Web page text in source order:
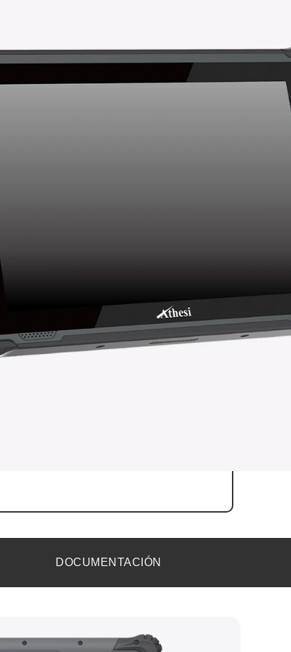
en el tamaño de la pantalla y la
8GB RAM, batería extraíble y pantalla
nits. Perfecta para industria, logística y
Características del
10,1'' 1920 x 1200 px IPS 1000 nits Capacitiva
admite el uso de guantes.
Lake Processor N100, 3.4 GHz
DOCUMENTACIÓN